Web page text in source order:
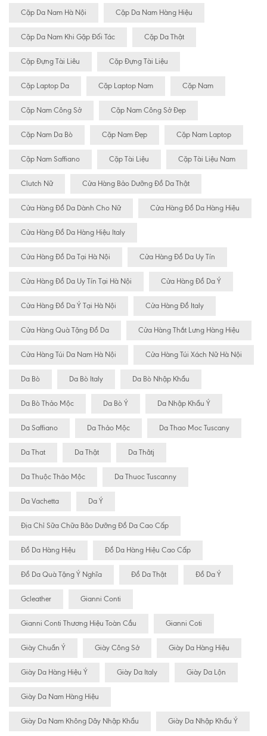
Cặp Da Nam Hà Nội Cặp Da Nam Hàng Hiệu
Cặp Da Nam Khi Gặp Đối Tác Cặp Da Thật
Cặp Đựng Tài Liêu Cặp Đựng Tài Liệu
Cặp Laptop Da Cặp Laptop Nam Cặp Nam
Cặp Nam Công Sở Cặp Nam Công Sở Đẹp
Cặp Nam Da Bò Cặp Nam Đẹp Cặp Nam Laptop
Cặp Nam Saffiano Cặp Tài Liệu Cặp Tài Liệu Nam
Clutch Nữ Cửa Hàng Bảo Dưỡng Đồ Da Thật
Cửa Hàng Đồ Da Dành Cho Nữ Cửa Hàng Đồ Da Hàng Hiệu
Cửa Hàng Đồ Da Hàng Hiệu Italy
Cửa Hàng Đồ Da Tại Hà Nội Cửa Hàng Đồ Da Uy Tín
Cửa Hàng Đồ Da Uy Tín Tại Hà Nội Cửa Hàng Đồ Da Ý
Cửa Hàng Đồ Da Ý Tại Hà Nội Cửa Hàng Đồ Italy
Cửa Hàng Quà Tặng Đồ Da Cửa Hàng Thắt Lưng Hàng Hiệu
Cửa Hàng Túi Da Nam Hà Nội Cửa Hàng Túi Xách Nữ Hà Nội
Da Bò Da Bò Italy Da Bò Nhập Khẩu
Da Bò Thảo Mộc Da Bò Ý Da Nhập Khẩu Ý
Da Saffiano Da Thảo Mộc Da Thao Moc Tuscany
Da That Da Thật Da Thâtj
Da Thuộc Thảo Mộc Da Thuoc Tuscanny
Da Vachetta Da Ý
Địa Chỉ Sữa Chữa Bão Dưỡng Đồ Da Cao Cấp
Đồ Da Hàng Hiệu Đồ Da Hàng Hiệu Cao Cấp
Đồ Da Quà Tặng Ý Nghĩa Đồ Da Thật Đồ Da Ý
Gcleather Gianni Conti
Gianni Conti Thương Hiệu Toàn Cầu Gianni Coti
Giày Chuẩn Ý Giày Công Sở Giày Da Hàng Hiệu
Giày Da Hàng Hiệu Ý Giày Da Italy Giày Da Lộn
Giày Da Nam Hàng Hiệu
Giày Da Nam Không Dây Nhập Khẩu Giày Da Nhập Khẩu Ý